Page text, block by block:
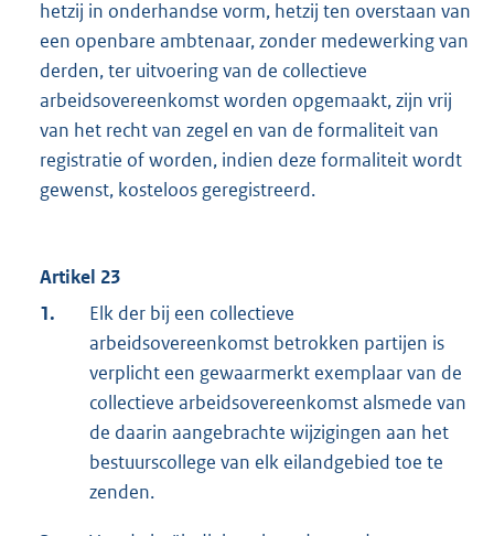
hetzij in onderhandse vorm, hetzij ten overstaan van
een openbare ambtenaar, zonder medewerking van
derden, ter uitvoering van de collectieve
arbeidsovereenkomst worden opgemaakt, zijn vrij
van het recht van zegel en van de formaliteit van
registratie of worden, indien deze formaliteit wordt
gewenst, kosteloos geregistreerd.
Artikel 23
1.
Elk der bij een collectieve
arbeidsovereenkomst betrokken partijen is
verplicht een gewaarmerkt exemplaar van de
collectieve arbeidsovereenkomst alsmede van
de daarin aangebrachte wijzigingen aan het
bestuurscollege van elk eilandgebied toe te
zenden.